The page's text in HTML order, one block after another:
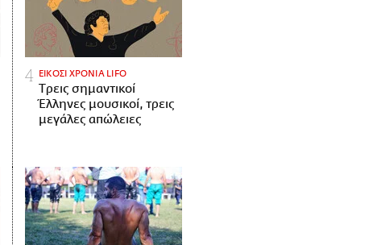
ΕΙΚΟΣΙ ΧΡΟΝΙΑ LIFO
Tρεις σημαντικοί
Έλληνες μουσικοί, τρεις
μεγάλες απώλειες